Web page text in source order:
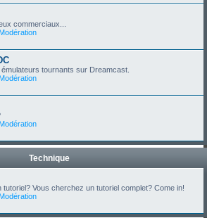
commerciaux...
tournants sur Dreamcast.
Technique
tutoriel? Vous cherchez un tutoriel complet? Come in!